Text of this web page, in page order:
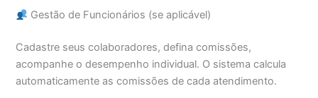
Gestão de Funcionários (se aplicável)
Cadastre seus colaboradores, defina comissões,
acompanhe o desempenho individual. O sistema calcula
automaticamente as comissões de cada atendimento.